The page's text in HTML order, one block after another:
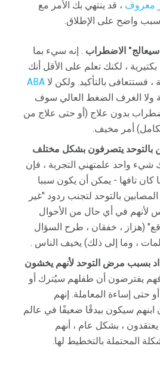
معروف ، قد ينتهي بك الأمر مع
واضح على الإطلاق.
الاضطراب . إنه سيء ​​بما
، لكنك تعلم على الأقل أنك
فستتعافى بالتأكيد. ولكن لا ABA
ولا الغرف الضغط العالي سوف
بدون علاج (أو حتى علاج من
أمر مخيف.
بالتوحد يتصرفون بشكل مختلف
شيء واحد علمتهني التجربة ، فإن
كان تافها - يمكن أن يكون سببا
بالتوحد لتجنب ردود "غير
لأنهم في أي حال من الأحوال
(هزاز ، خفقان ، طرح السؤال
، وما إلى ذلك) يخيف الناس .
بسبب مرض التوحد لأنهم يخشون
يفترضون أن طفلهم سيُترك أو
حتى إساءة المعاملة. إنهم
ابنهم سيكون بيدقًا ضعيفًا في عالم
يعتقدون ، بشكل عام ، أنهم
المحتملة بالتخطيط لها.